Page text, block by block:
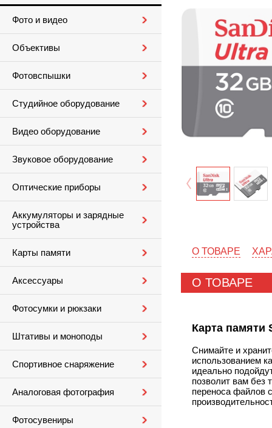
Фото и видео
Объективы
Фотовспышки
Студийное оборудование
Видео оборудование
Звуковое оборудование
Оптические приборы
Аккумуляторы и зарядные
устройства
Карты памяти
Аксессуары
Фотосумки и рюкзаки
Штативы и моноподы
Спортивное снаряжение
Аналоговая фотография
Фотосувениры
О ТОВАРЕ
О ТОВАРЕ
Карта памяти
Снимайте и
использованием
идеально
позволит вам без
переноса файлов